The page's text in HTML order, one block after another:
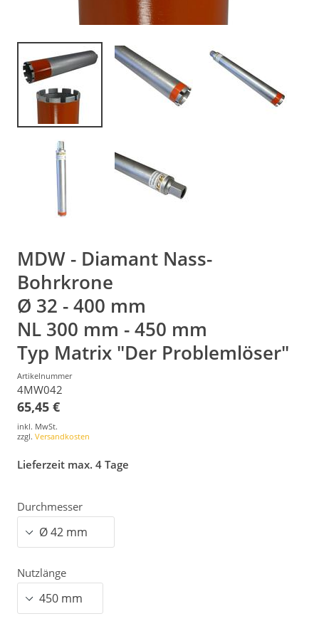
MDW - Diamant Nass-
Bohrkrone
Ø 32 - 400 mm
NL 300 mm - 450 mm
Typ Matrix "Der Problemlöser"
Artikelnummer
4MW042
65,45 €
inkl. MwSt.
zzgl. Versandkosten
Lieferzeit max. 4 Tage
Durchmesser
Nutzlänge